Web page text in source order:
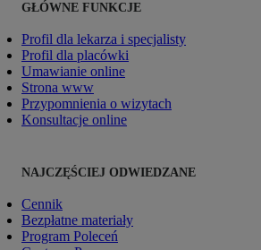
GŁÓWNE FUNKCJE
Profil dla lekarza i specjalisty
Profil dla placówki
Umawianie online
Strona www
Przypomnienia o wizytach
Konsultacje online
NAJCZĘŚCIEJ ODWIEDZANE
Cennik
Bezpłatne materiały
Program Poleceń